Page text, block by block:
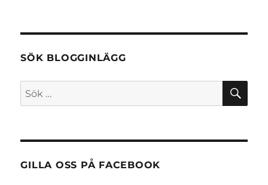
SÖK BLOGGINLÄGG
Sök
efter:
GILLA OSS PÅ FACEBOOK